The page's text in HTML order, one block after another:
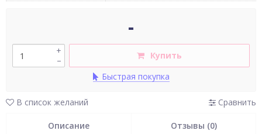
-
–
+
Купить
Быстрая покупка
В список желаний Сравнить
Описание Отзывы (0)